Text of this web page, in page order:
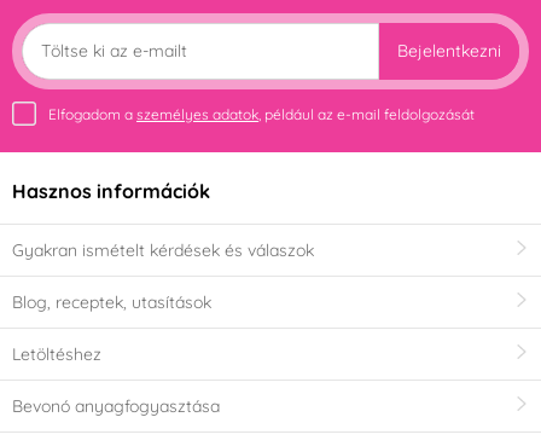
Bejelentkezni
Elfogadom a személyes adatok , például az e-mail feldolgozását
Hasznos információk
Gyakran ismételt kérdések és válaszok
Blog, receptek, utasítások
Letöltéshez
Bevonó anyagfogyasztása